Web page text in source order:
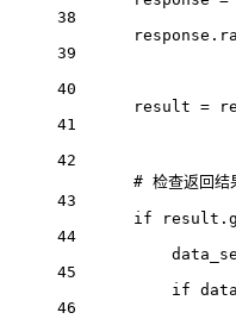
38
39
40
result =
41
42
# 检查返回结
43
if
44
45
if
46